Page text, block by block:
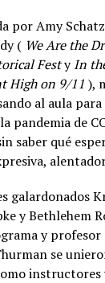
por Amy
( We Are the
FestyIn
High on 9/11 ),
al aula
pandemia de
saber qué
galardonados
y Bethlehem
y
se
instructores